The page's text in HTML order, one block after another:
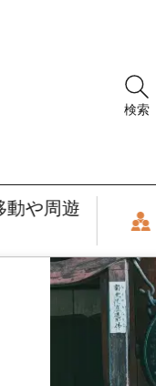
検索
動や周遊